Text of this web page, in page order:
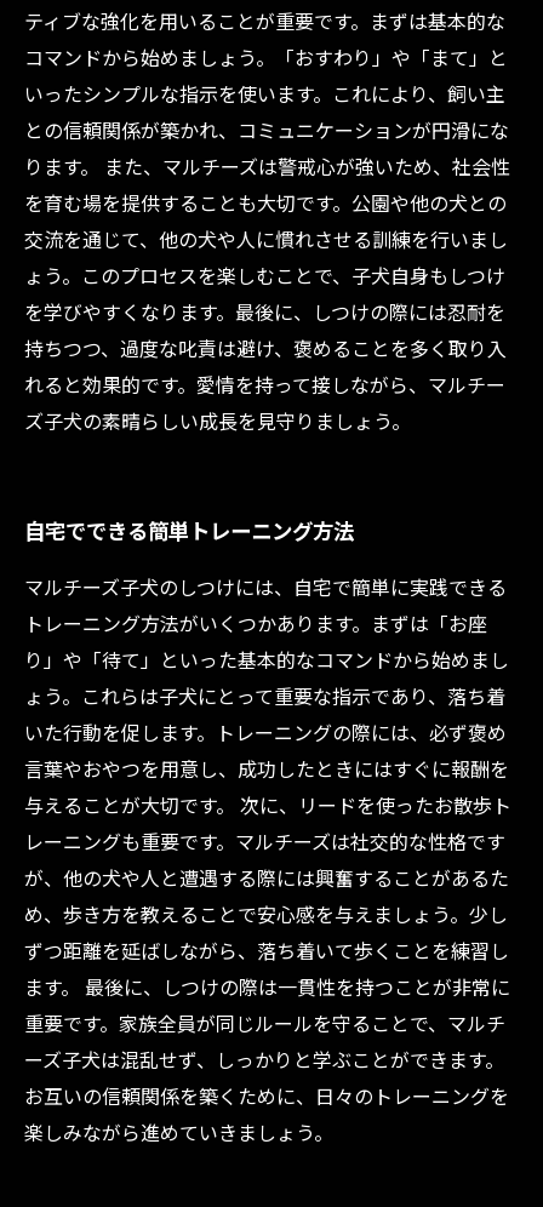
ティブな強化を用いることが重要です。まずは基本的な
コマンドから始めましょう。「おすわり」や「まて」と
いったシンプルな指示を使います。これにより、飼い主
との信頼関係が築かれ、コミュニケーションが円滑にな
ります。 また、マルチーズは警戒心が強いため、社会性
を育む場を提供することも大切です。公園や他の犬との
交流を通じて、他の犬や人に慣れさせる訓練を行いまし
ょう。このプロセスを楽しむことで、子犬自身もしつけ
を学びやすくなります。最後に、しつけの際には忍耐を
持ちつつ、過度な叱責は避け、褒めることを多く取り入
れると効果的です。愛情を持って接しながら、マルチー
ズ子犬の素晴らしい成長を見守りましょう。
自宅でできる簡単トレーニング方法
マルチーズ子犬のしつけには、自宅で簡単に実践できる
トレーニング方法がいくつかあります。まずは「お座
り」や「待て」といった基本的なコマンドから始めまし
ょう。これらは子犬にとって重要な指示であり、落ち着
いた行動を促します。トレーニングの際には、必ず褒め
言葉やおやつを用意し、成功したときにはすぐに報酬を
与えることが大切です。 次に、リードを使ったお散歩ト
レーニングも重要です。マルチーズは社交的な性格です
が、他の犬や人と遭遇する際には興奮することがあるた
め、歩き方を教えることで安心感を与えましょう。少し
ずつ距離を延ばしながら、落ち着いて歩くことを練習し
ます。 最後に、しつけの際は一貫性を持つことが非常に
重要です。家族全員が同じルールを守ることで、マルチ
ーズ子犬は混乱せず、しっかりと学ぶことができます。
お互いの信頼関係を築くために、日々のトレーニングを
楽しみながら進めていきましょう。